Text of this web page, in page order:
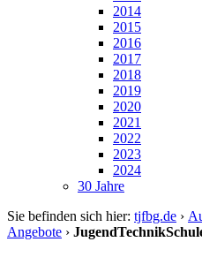
2014
2015
2016
2017
2018
2019
2020
2021
2022
2023
2024
30 Jahre
Sie befinden sich hier: tjfbg.de ›
Angebote ›